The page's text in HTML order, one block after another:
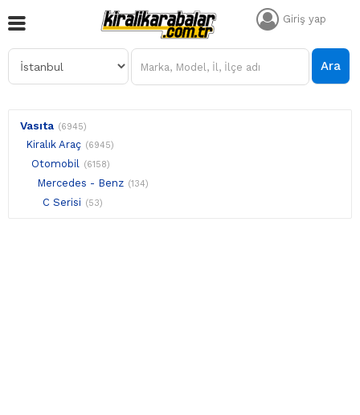
Giriş yap
Ara
Vasıta (6945)
Kiralık Araç (6945)
Otomobil (6158)
Mercedes - Benz (134)
C Serisi (53)